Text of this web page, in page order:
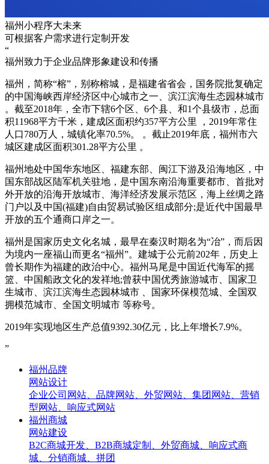
福州小程序大未来
可根据客户需求进行定制开发
“
福州致力于企业品牌形象建设和传播
福州，简称“榕”，别称榕城，是福建省省会，国务院批复确定
的中国海峡西岸经济区中心城市之一、滨江滨海生态园林城市
。截至2018年，全市下辖6个区、6个县、和1个县级市，总面
积11968平方千米，建成区面积约357平方公里 ，2019年常住
人口780万人，城镇化率70.5%。 。截止2019年底，福州市六
城区建成区面积301.28平方公里 。
福州地处中国华东地区、福建东部、闽江下游及沿海地区，中
国东部战区陆军机关驻地，是中国东南沿海重要都市、首批对
外开放的沿海开放城市、海洋经济发展示范区，海上丝绸之路
门户以及中国(福建)自由贸易试验区组成部分;是近代中国最早
开放的五个通商口岸之一。
福州是国家历史文化名城，最早在秦汉时期名为“冶”，而后因
为境内一座福山而更名“福州”。建城于公元前202年，历史上
曾长期作为福建的政治中心。福州马尾是中国近代海军的摇
篮、中国船政文化的发祥地;曾获中国优秀旅游城市、国家卫
生城市、滨江滨海生态园林城市 、国家环保模范城、全国双
拥模范城市、全国文明城市 等称号。
2019年实现地区生产总值9392.30亿元，比上年增长7.9%。
”
福州品牌
网站设计
企业公司网站、品牌网站、外贸网站、集团网站、营销
型网站、响应式网站
福州商城
网站建设
B2C商城开发、B2B商城定制、外贸商城、响应式商
城、分销商城、拼团